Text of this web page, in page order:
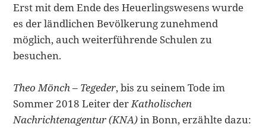
Erst mit dem Ende des Heuerlingswesens wurde
es der ländlichen Bevölkerung zunehmend
möglich, auch weiterführende Schulen zu
besuchen.
Theo Mönch – Tegeder, bis zu seinem Tode im
Sommer 2018 Leiter derKatholischen
Nachrichtenagentur (KNA)in Bonn, erzählte dazu: